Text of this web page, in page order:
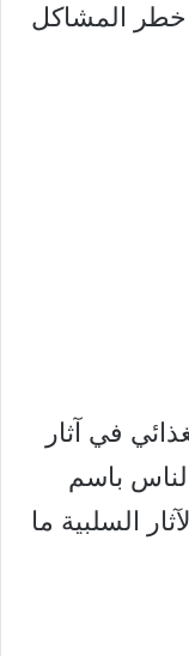
خطر المشاكل
في آثار
باسم
السلبية ما